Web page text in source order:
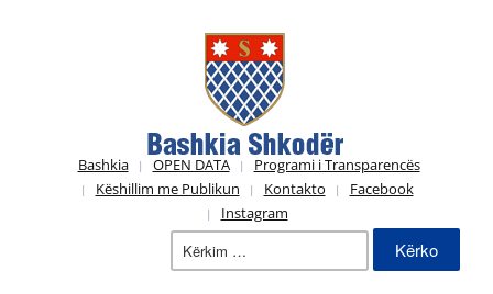
Bashkia OPEN DATA
Programi i Transparencës
Këshillim me Publikun
Kontakto
Facebook
Instagram
Kërko